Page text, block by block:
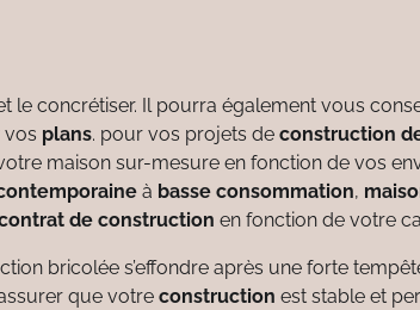
le concrétiser. Il pourra également vous
vos plans. pour vos projets de construction
maison sur-mesure en fonction de vos
à basse consommation,
de construction en fonction de votre
bricolée s’effondre après une forte
que votre construction est stable et